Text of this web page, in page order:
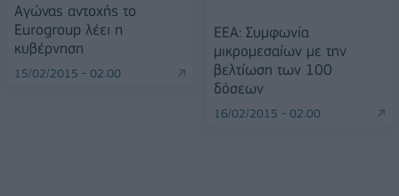
Αγώνας αντοχής το
Eurogroup λέει η
κυβέρνηση
15/02/2015 - 02:00
ΕΕΑ: Συμφωνία
μικρομεσαίων με την
βελτίωση των 100
δόσεων
16/02/2015 - 02:00